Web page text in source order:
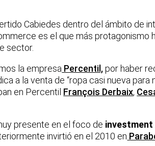
Cabiedes dentro del ámbito de
es el que más protagonismo
sector.
la empresa Percentil,por haber
a la venta de “ropa casi nueva para
en Percentil François Derbaix,
presente en el foco de investment
invirtió en el 2010 en